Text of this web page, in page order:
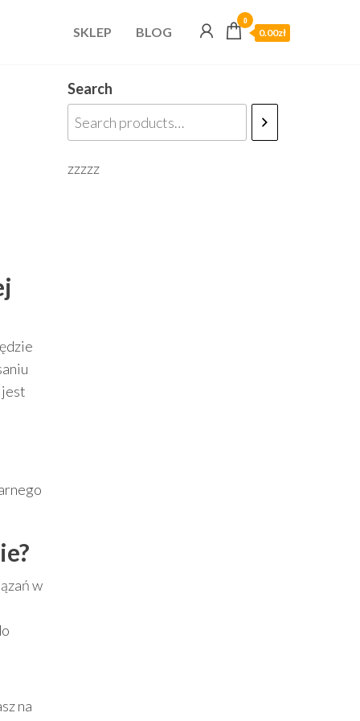
SKLEP BLOG
0
0.00zł
jest
w
na
Search
zzzzz